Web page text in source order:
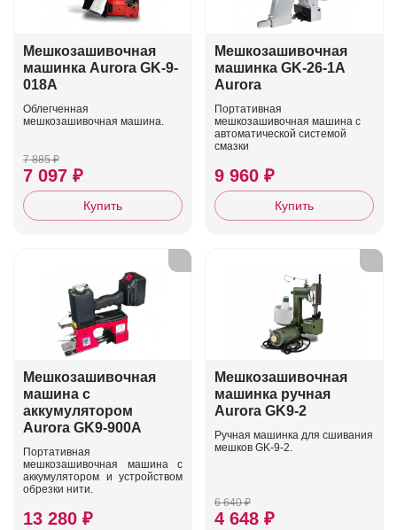
Мешкозашивочная
машинка Aurora GK-9-
018A
Облегченная
мешкозашивочная машина.
7 097 ₽
7 885 ₽
Купить
Мешкозашивочная
машинка GK-26-1A
Aurora
Портативная
мешкозашивочная машина с
автоматической системой
смазки
9 960 ₽
Купить
Мешкозашивочная
машина с
аккумулятором
Aurora GK9-900A
Портативная
мешкозашивочная машина с
аккумулятором и устройством
обрезки нити.
13 280 ₽
Мешкозашивочная
машинка ручная
Aurora GK9-2
Ручная машинка для сшивания
мешков GK-9-2.
4 648 ₽
6 640 ₽